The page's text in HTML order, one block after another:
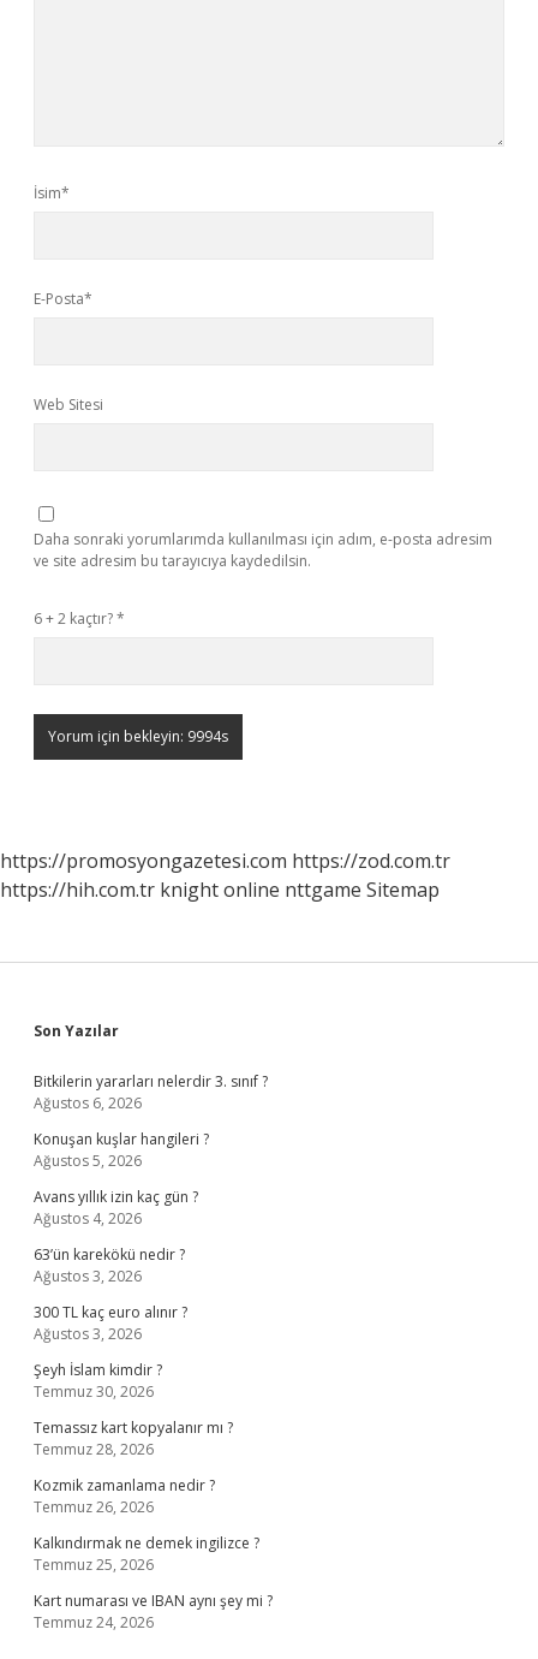
İsim*
E-Posta*
Web Sitesi
Daha sonraki yorumlarımda kullanılması için adım, e-posta adresim
ve site adresim bu tarayıcıya kaydedilsin.
6 + 2 kaçtır?*
https://promosyongazetesi.com https://zod.com.tr
https://hih.com.tr knight online nttgame Sitemap
Sidebar
Son Yazılar
Bitkilerin yararları nelerdir 3. sınıf ?
Ağustos 6, 2026
Konuşan kuşlar hangileri ?
Ağustos 5, 2026
Avans yıllık izin kaç gün ?
Ağustos 4, 2026
63’ün karekökü nedir ?
Ağustos 3, 2026
300 TL kaç euro alınır ?
Ağustos 3, 2026
Şeyh İslam kimdir ?
Temmuz 30, 2026
Temassız kart kopyalanır mı ?
Temmuz 28, 2026
Kozmik zamanlama nedir ?
Temmuz 26, 2026
Kalkındırmak ne demek ingilizce ?
Temmuz 25, 2026
Kart numarası ve IBAN aynı şey mi ?
Temmuz 24, 2026